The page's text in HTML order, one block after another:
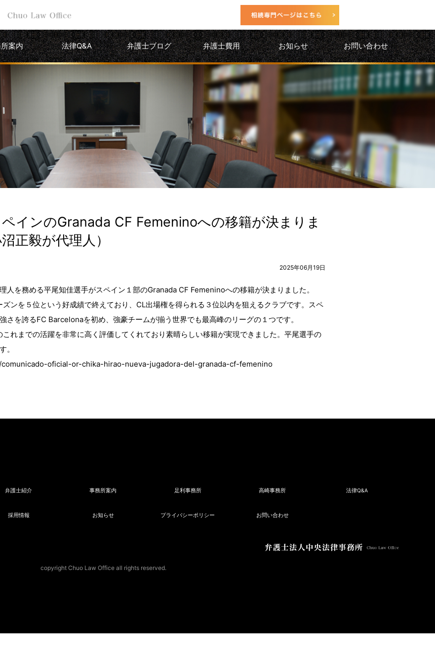
案内 法律Q&A 弁護士ブログ 弁護士費用 お知らせ お問い合わせ
インのGranada CF Femeninoへの移籍が決まりま
正毅が代理人）
2025年06月19日
を務める平尾知佳選手がスペイン１部のGranada CF Femeninoへの移籍が決まりました。
ンを５位という好成績で終えており、CL出場権を得られる３位以内を狙えるクラブです。スペ
さを誇るFC Barcelonaを初め、強豪チームが揃う世界でも最高峰のリーグの１つです。
れまでの活躍を非常に高く評価してくれており素晴らしい移籍が実現できました。平尾選手の
。
oficial-or-chika-hirao-nueva-jugadora-del-granada-cf-femenino
弁護士紹介 事務所案内 足利事務所 高崎事務所 法律Q&A
採用情報 お知らせ プライバシーポリシー お問い合わせ
copyright Chuo Law Office all rights reserved.